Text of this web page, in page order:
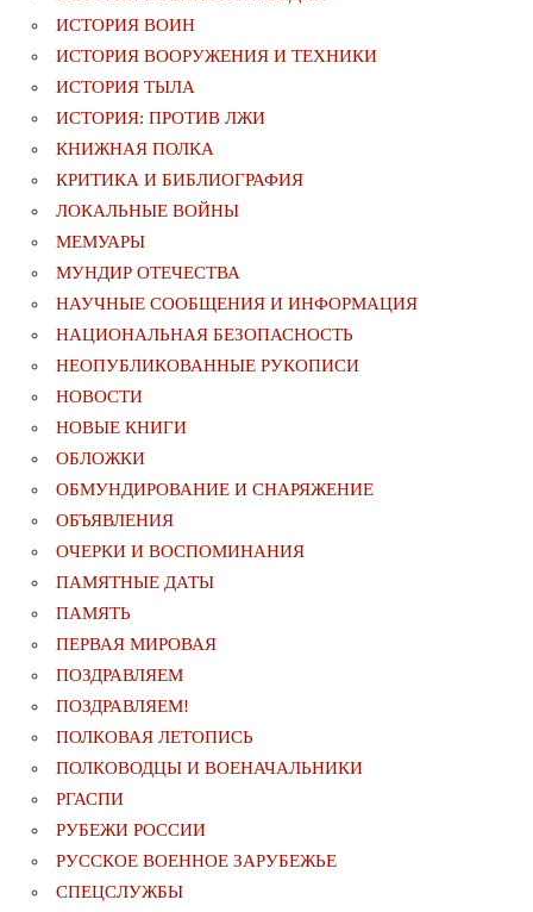
ИСТОРИЯ ВОИН
ИСТОРИЯ ВООРУЖЕНИЯ И ТЕХНИКИ
ИСТОРИЯ ТЫЛА
ИСТОРИЯ: ПРОТИВ ЛЖИ
КНИЖНАЯ ПОЛКА
КРИТИКА И БИБЛИОГРАФИЯ
ЛОКАЛЬНЫЕ ВОЙНЫ
МЕМУАРЫ
МУНДИР ОТЕЧЕСТВА
НАУЧНЫЕ СООБЩЕНИЯ И ИНФОРМАЦИЯ
НАЦИОНАЛЬНАЯ БЕЗОПАСНОСТЬ
НЕОПУБЛИКОВАННЫЕ РУКОПИСИ
НОВОСТИ
НОВЫЕ КНИГИ
ОБЛОЖКИ
ОБМУНДИРОВАНИЕ И СНАРЯЖЕНИЕ
ОБЪЯВЛЕНИЯ
ОЧЕРКИ И ВОСПОМИНАНИЯ
ПАМЯТНЫЕ ДАТЫ
ПАМЯТЬ
ПЕРВАЯ МИРОВАЯ
ПОЗДРАВЛЯЕМ
ПОЗДРАВЛЯЕМ!
ПОЛКОВАЯ ЛЕТОПИСЬ
ПОЛКОВОДЦЫ И ВОЕНАЧАЛЬНИКИ
РГАСПИ
РУБЕЖИ РОССИИ
РУССКОЕ ВОЕННОЕ ЗАРУБЕЖЬЕ
СПЕЦСЛУЖБЫ